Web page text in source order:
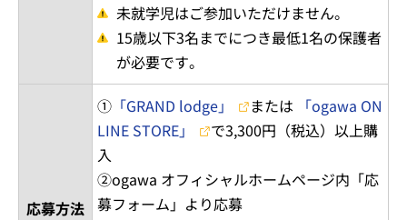
未就学児はご参加いただけません。
15歳以下3名までにつき最低1名の保護者
が必要です。
応募方法
① 「GRAND lodge」 または
「ogawa ON
LINE STORE」
で3,300円（税込）以上購
入
②ogawa オフィシャルホームページ内「応
募フォーム」より応募